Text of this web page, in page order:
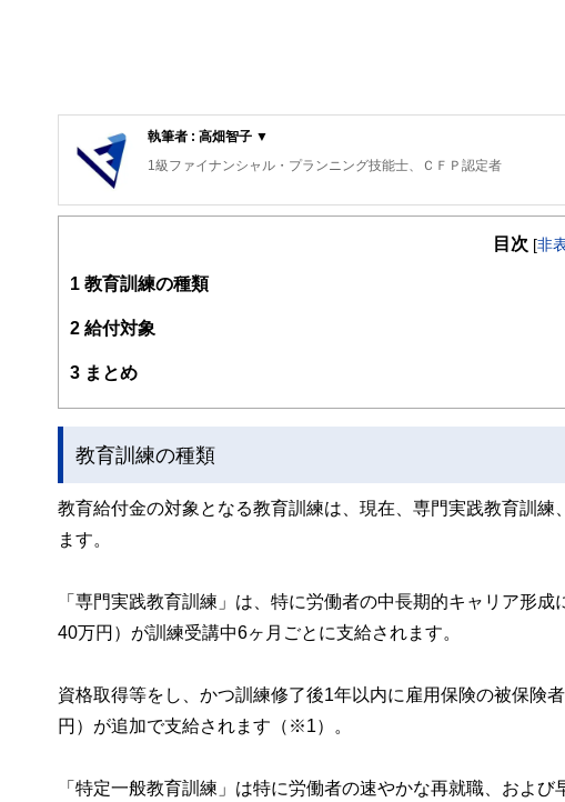
執筆者 : 高畑智子 ▼
1級ファイナンシャル・プランニング技能士、ＣＦＰ認定者
目次 [非
1 教育訓練の種類
2 給付対象
3 まとめ
教育訓練の種類
教育給付金の対象となる教育訓練は、現在、専門実践教育訓
ます。
「専門実践教育訓練」は、特に労働者の中長期的キャリア形
40万円）が訓練受講中6ヶ月ごとに支給されます。
資格取得等をし、かつ訓練修了後1年以内に雇用保険の被保険
円）が追加で支給されます（※1）。
「特定一般教育訓練」は特に労働者の速やかな再就職、およ